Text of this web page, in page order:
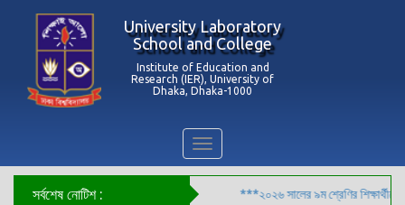
University Laboratory
School and College
Institute of Education and
Research (IER), University of
Dhaka, Dhaka-1000
Toggle
navigation
সর্বশেষ নোটিশ :
পর্যন্ত ছুটি সংক্রান্ত বিজ্ঞপ্তি-২০২৬*** ***২০২৬ সালের ৯ম শ্রেণির